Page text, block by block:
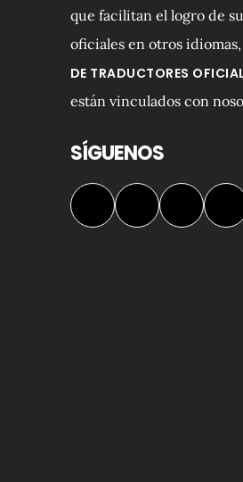
que facilitan el logro de
oficiales en otros
DE TRADUCTORES
están vinculados con
SÍGUENOS